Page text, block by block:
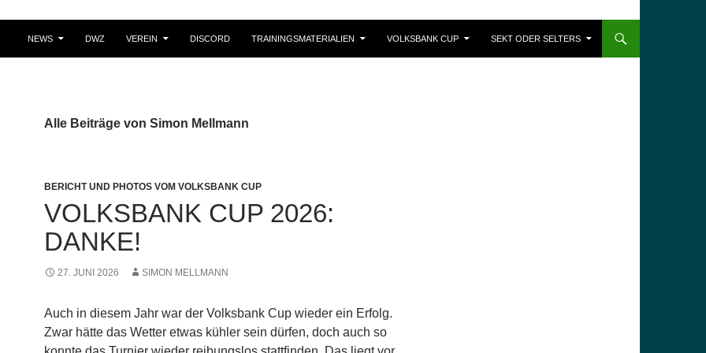
NEWS DWZ VEREIN DISCORD TRAININGSMATERIALIEN VOLKSBANK CUP SEKT ODER SELTERS
Alle Beiträge von Simon Mellmann
BERICHT UND PHOTOS VOM VOLKSBANK CUP
VOLKSBANK CUP 2026:
DANKE!
27. JUNI 2026 SIMON MELLMANN
Auch in diesem Jahr war der Volksbank Cup wieder ein Erfolg.
Zwar hätte das Wetter etwas kühler sein dürfen, doch auch so